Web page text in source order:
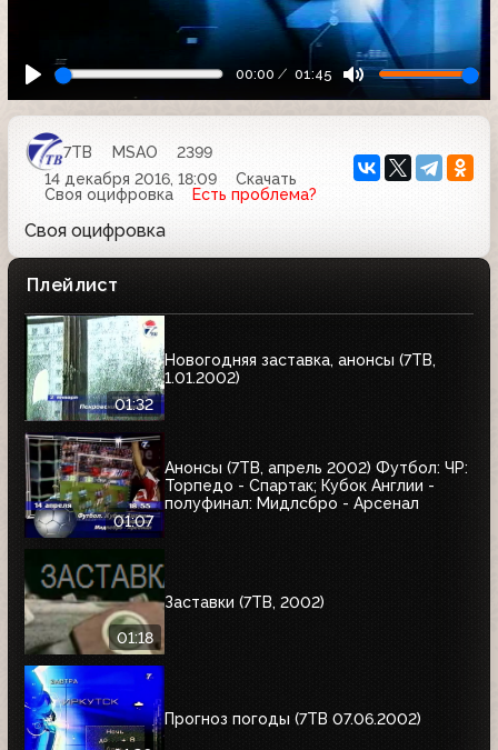
00:00 01:45
7ТВ MSAO
2399
14 декабря 2016, 18:09
Скачать
Своя оцифровка
Есть проблема?
Своя оцифровка
Плейлист
01:32
Новогодняя заставка, анонсы (7ТВ,
1.01.2002)
01:07
Анонсы (7ТВ, апрель 2002) Футбол: ЧР:
Торпедо - Спартак; Кубок Англии -
полуфинал: Мидлсбро - Арсенал
01:18
Заставки (7ТВ, 2002)
Прогноз погоды (7ТВ 07.06.2002)